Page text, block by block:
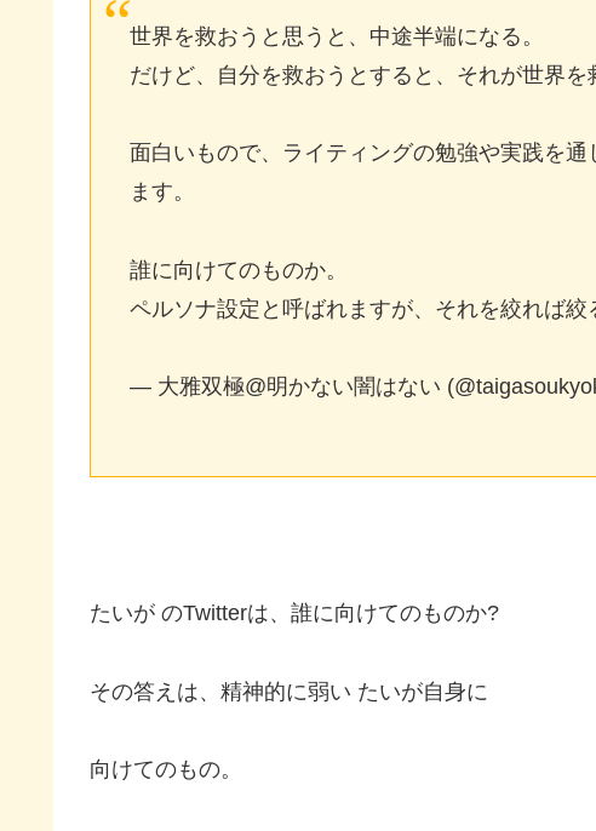
世界を救おうと思うと、中途半端になる。
だけど、自分を救おうとすると、それが世界を
面白いもので、ライティングの勉強や実践を
ます。
誰に向けてのものか。
ペルソナ設定と呼ばれますが、それを絞れば
— 大雅双極@明かない闇はない
たいが のTwitterは、誰に向けてのものか?
その答えは、精神的に弱い たいが自身に
向けてのもの。